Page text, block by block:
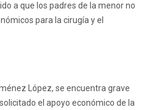
a que los padres de la menor no
para la cirugía y el
López, se encuentra grave
el apoyo económico de la